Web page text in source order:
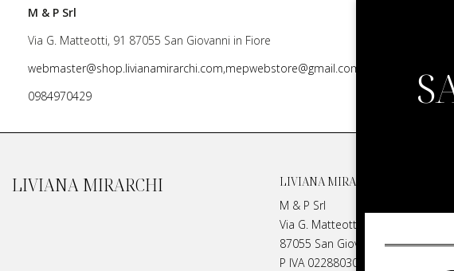
M & P Srl
Via G. Matteotti, 91 87055 San Giovanni in Fiore
webmaster@shop.livianamirarchi.com,mepwebstore@gmail.com
0984970429
LIVIANA MIRARCHI
LIVIANA MIRARCHI
M & P Srl
Via G. Matteotti, 91
87055 San Giovanni in Fiore Italia
P IVA 02288030782